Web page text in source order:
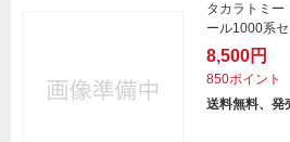
タカラトミ
ール1000系
8,500円
850ポイント
送料無料、発